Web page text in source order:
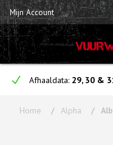
Mijn Account
Afhaaldata: 29, 30 &
Home Alpha